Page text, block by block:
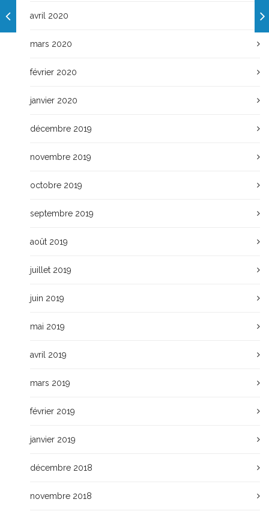
avril 2020
mars 2020
février 2020
janvier 2020
décembre 2019
novembre 2019
octobre 2019
septembre 2019
août 2019
juillet 2019
juin 2019
mai 2019
avril 2019
mars 2019
février 2019
janvier 2019
décembre 2018
novembre 2018